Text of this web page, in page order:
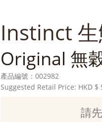
Instinct
Original 無
產品編號： 002982
Suggested Retail Price: HKD $
請